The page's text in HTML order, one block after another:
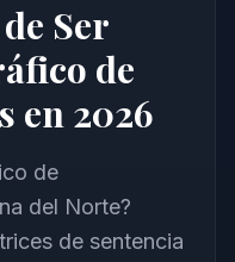
Ser
de
en 2026
de
del Norte?
de sentencia